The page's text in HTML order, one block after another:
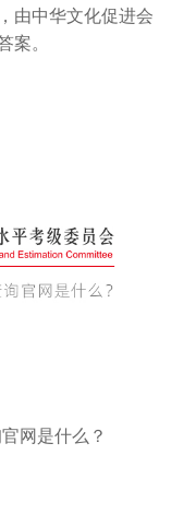
由中华文化促进会
案。
网是什么？